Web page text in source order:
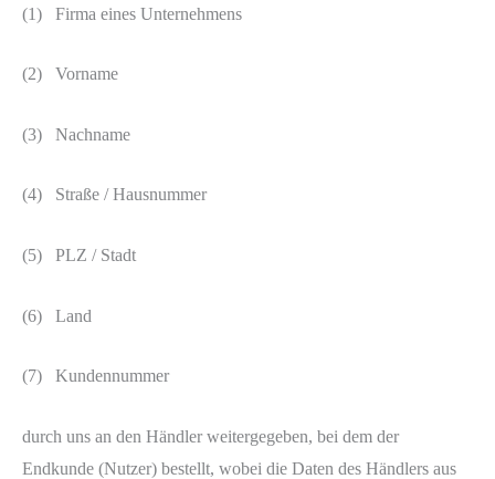
(1) Firma eines Unternehmens
(2) Vorname
(3) Nachname
(4) Straße / Hausnummer
(5) PLZ / Stadt
(6) Land
(7) Kundennummer
durch uns an den Händler weitergegeben, bei dem der
Endkunde (Nutzer) bestellt, wobei die Daten des Händlers aus